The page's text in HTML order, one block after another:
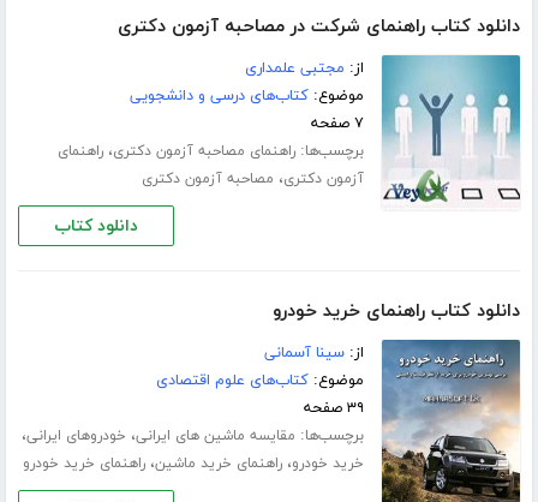
دانلود کتاب راهنمای شرکت در مصاحبه آزمون دکتری
از: مجتبی علمداری
موضوع:کتاب‌های درسی و دانشجویی
۷ صفحه
برچسب‌ها:راهنمای مصاحبه آزمون دکتری،راهنمای
آزمون دکتری، مصاحبه آزمون دکتری
دانلود کتاب
دانلود کتاب راهنمای خرید خودرو
از:سینا آسمانی
موضوع:کتاب‌های علوم اقتصادی
۳۹ صفحه
برچسب‌ها: مقایسه ماشین های ایرانی، خودروهای ایرانی،
خرید خودرو،راهنمای خرید ماشین،راهنمای خرید خودرو